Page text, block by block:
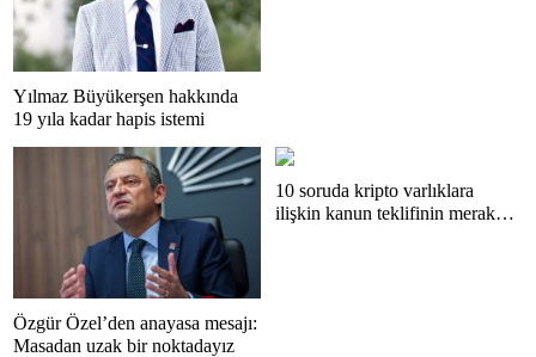
Yılmaz Büyükerşen hakkında
19 yıla kadar hapis istemi
Özgür Özel’den anayasa mesajı:
Masadan uzak bir noktadayız
10 soruda kripto varlıklara
ilişkin kanun teklifinin merak